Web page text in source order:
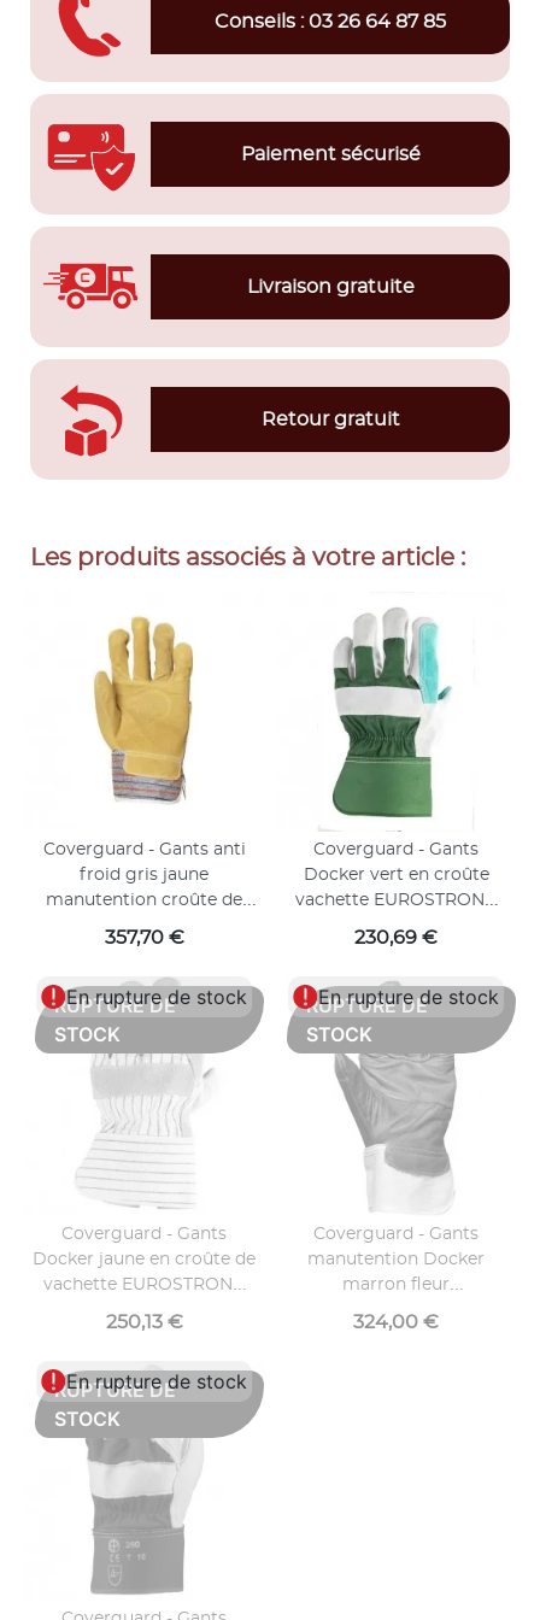
Conseils : 03 26 64 87 85
Paiement sécurisé
Livraison gratuite
Retour gratuit
Les produits associés à votre article :
Coverguard - Gants anti
froid gris jaune
manutention croûte de
vachette EUROSTRONG
204 (Pack de 120)
Prix
357,70 €
Coverguard - Gants
Docker vert en croûte
vachette EUROSTRONG
154 (Pack de 60)
Prix
230,69 €
En rupture de stock
Coverguard - Gants
Docker jaune en croûte de
vachette EUROSTRONG
153 (Pack de 60)
Prix
250,13 €
RUPTURE DE
STOCK
En rupture de stock
Coverguard - Gants
manutention Docker
marron fleur
d'ameublement
EUROSTRONG 270 (Pack
Prix
324,00 €
RUPTURE DE
STOCK
En rupture de stock
RUPTURE DE
STOCK